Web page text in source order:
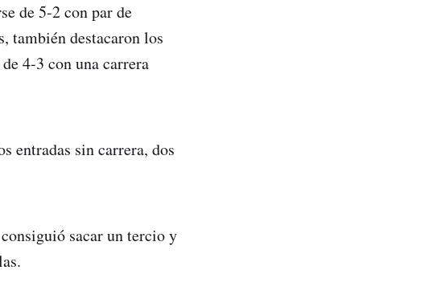
de 5-2 con par de
también destacaron los
4-3 con una carrera
entradas sin carrera, dos
sacar un tercio y